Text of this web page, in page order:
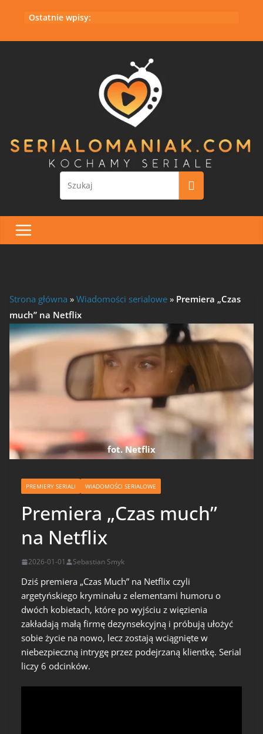
Ostatnie wpisy:
Strona główna » Wiadomości serialowe » Premiera „Czas
much” na Netflix
fot. Netflix
PREMIERY SERIALI WIADOMOŚCI SERIALOWE
Premiera „Czas much”
na Netflix
2026-01-01 Sebastian Smyk
Dziś premiera „Czas Much” na Netflix czyli
argetyńskiego kryminału z elementami humoru o
dwóch kobietach, które po wyjściu z więzienia
zakładają małą firmę dezynsekcyjną i próbują ułożyć
sobie życie na nowo, lecz zostają wciągnięte w
niebezpieczną intrygę przez podejrzaną klientkę. Serial
liczy 6 odcinków.